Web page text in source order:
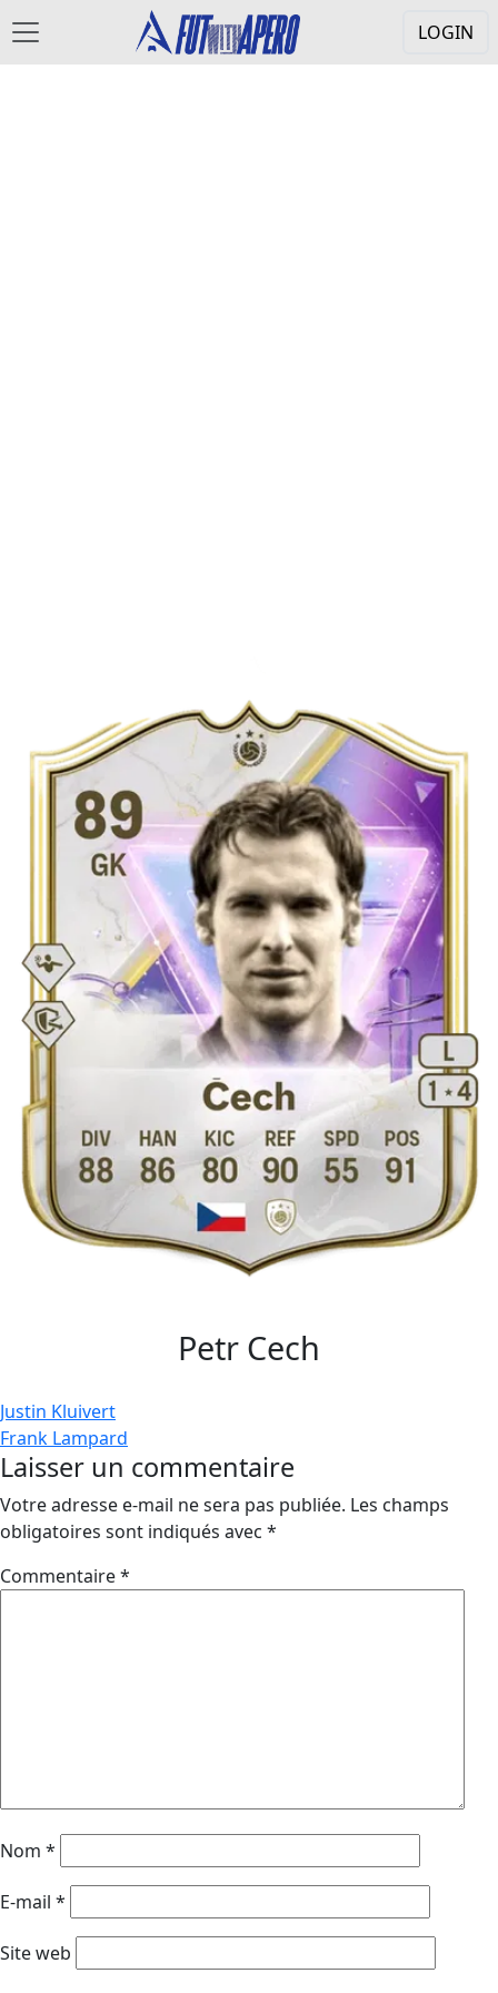
LOGIN
Petr Cech
Navigation
de
l’article
Justin Kluivert
Frank Lampard
Laisser un commentaire
Votre adresse e-mail ne sera pas publiée. Les champs
obligatoires sont indiqués avec *
Commentaire*
Nom *
E-mail *
Site web